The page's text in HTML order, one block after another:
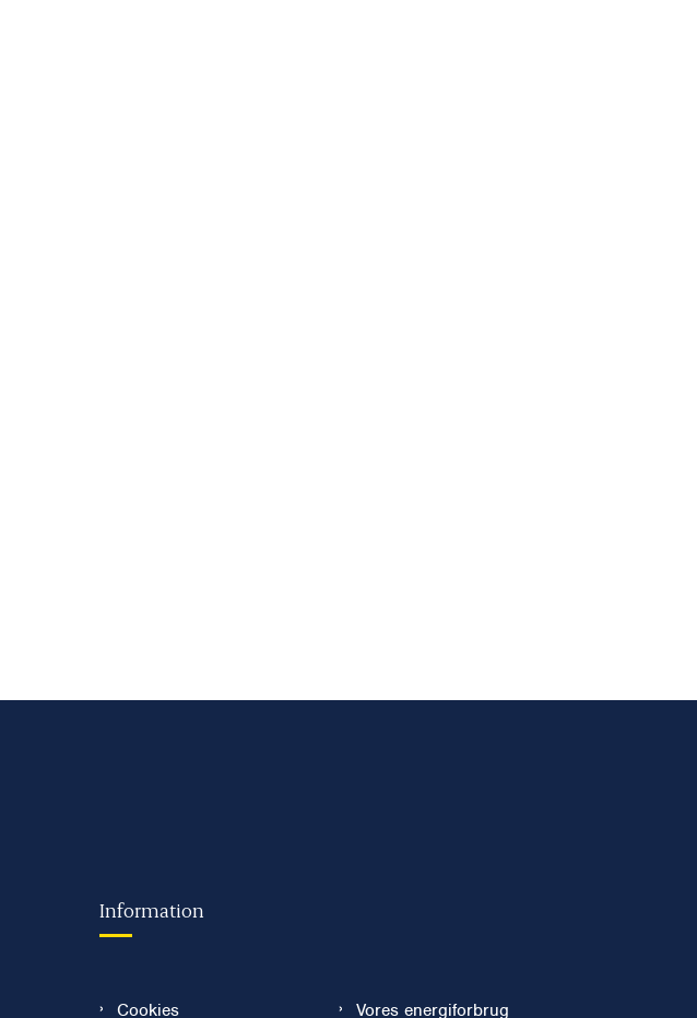
Information
Cookies Vores energiforbrug